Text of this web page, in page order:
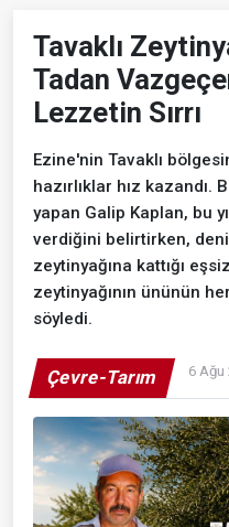
Tavaklı
Tadan
Lezzetin Sırrı
Ezine'nin Tavaklı
hazırlıklar hız
yapan Galip Kaplan, bu
verdiğini belirtirken,
zeytinyağına kattığı
zeytinyağının ününün
söyledi.
Çevre-Tarım 6 Ağu